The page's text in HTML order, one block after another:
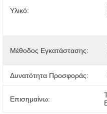
Υλικό:
Μέθοδος Εγκατάστασης:
Δυνατότητα Προσφοράς:
Επισημαίνω: